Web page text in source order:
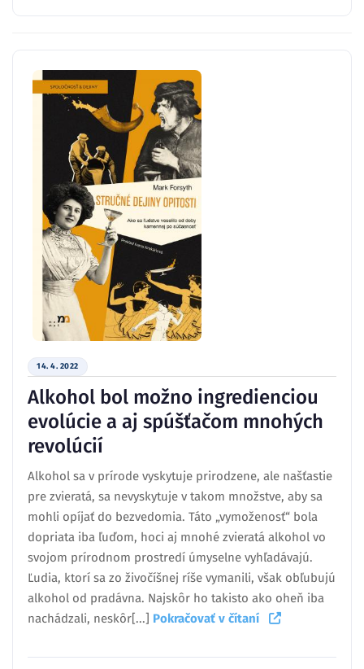
14. 4. 2022
Alkohol bol možno ingredienciou
evolúcie a aj spúšťačom mnohých
revolúcií
Alkohol sa v prírode vyskytuje prirodzene, ale našťastie
pre zvieratá, sa nevyskytuje v takom množstve, aby sa
mohli opíjať do bezvedomia. Táto „vymoženosť“ bola
dopriata iba ľuďom, hoci aj mnohé zvieratá alkohol vo
svojom prírodnom prostredí úmyselne vyhľadávajú.
Ľudia, ktorí sa zo živočíšnej ríše vymanili, však obľubujú
alkohol od pradávna. Najskôr ho takisto ako oheň iba
nachádzali, neskôr[...] Pokračovať v čítaní